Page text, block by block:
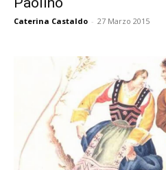
Caterina Castaldo - 27 Marzo 2015